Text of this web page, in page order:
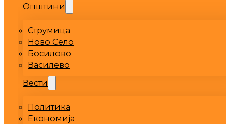
Општини
Струмица
Ново Село
Босилово
Василево
Вести
Политика
Економија